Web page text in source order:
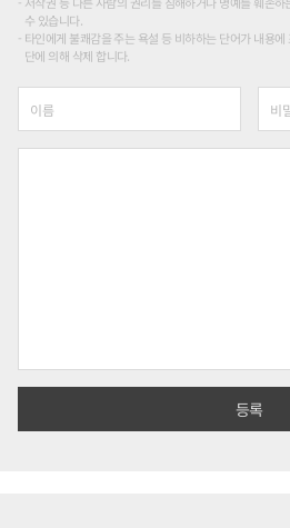
수 있습니다.
타인에게 불쾌감을 주는 욕설 등 비하하는 단어가 내용
단에 의해 삭제 합니다.